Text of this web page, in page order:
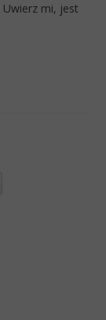
Uwierz mi, jest